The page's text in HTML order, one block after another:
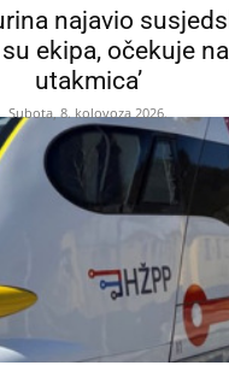
najavio
su ekipa, očekuje
utakmica’
Subota, 8. kolovoza 2026.